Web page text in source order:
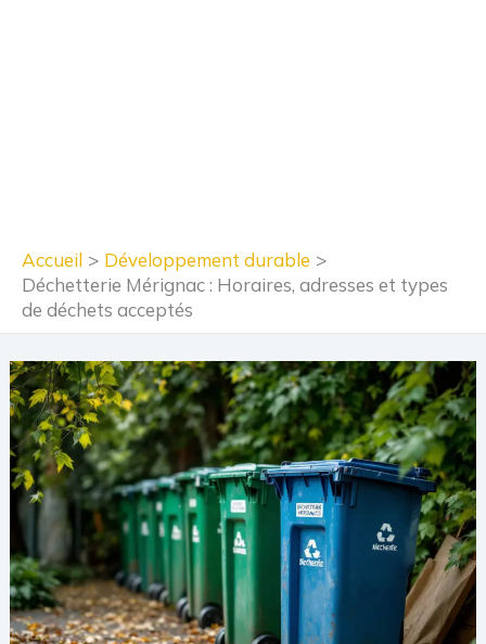
Accueil
Développement durable
Déchetterie Mérignac : Horaires, adresses et types
de déchets acceptés